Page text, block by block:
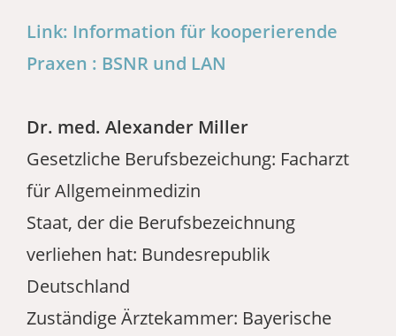
Link: Information für kooperierende
Praxen : BSNR und LAN
Dr. med. Alexander Miller
Gesetzliche Berufsbezeichung: Facharzt
für Allgemeinmedizin
Staat, der die Berufsbezeichnung
verliehen hat: Bundesrepublik
Deutschland
Zuständige Ärztekammer: Bayerische